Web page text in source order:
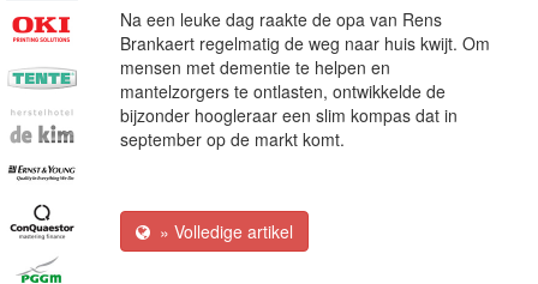
Na een leuke dag raakte de opa van Rens
Brankaert regelmatig de weg naar huis kwijt. Om
mensen met dementie te helpen en
mantelzorgers te ontlasten, ontwikkelde de
bijzonder hoogleraar een slim kompas dat in
september op de markt komt.
» Volledige artikel